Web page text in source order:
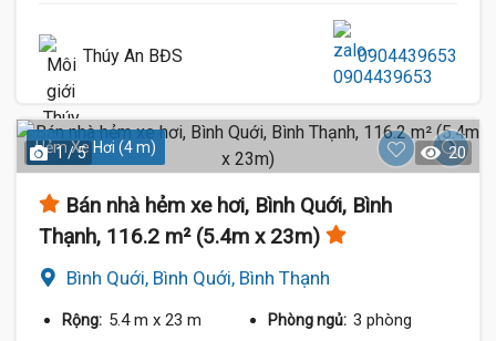
Thúy An BĐS 0904439653
Hẻm Xe Hơi (4 m)
1 / 5 20
Bán nhà hẻm xe hơi, Bình Quới, Bình
Thạnh, 116.2 m² (5.4m x 23m)
Bình Quới, Bình Quới, Bình Thạnh
Rộng: 5.4 m x 23 m Phòng ngủ: 3 phòng